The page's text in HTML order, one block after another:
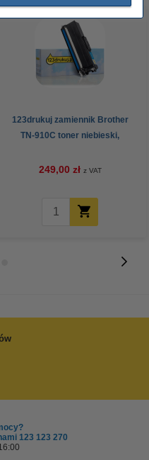
123drukuj zamiennik Brother
TN-910C toner niebieski,
pojemność
249,00 zł z VAT
123 123 270